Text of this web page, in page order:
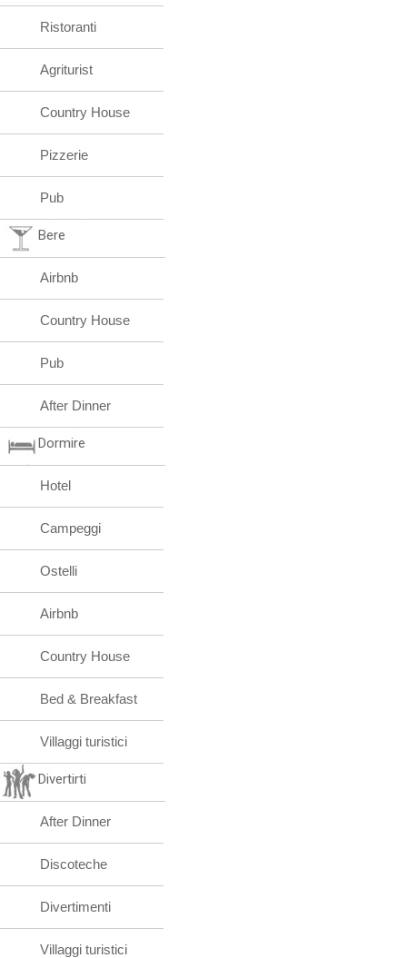
Ristoranti
Agriturist
Country House
Pizzerie
Pub
Bere
Airbnb
Country House
Pub
After Dinner
Dormire
Hotel
Campeggi
Ostelli
Airbnb
Country House
Bed & Breakfast
Villaggi turistici
Divertirti
After Dinner
Discoteche
Divertimenti
Villaggi turistici